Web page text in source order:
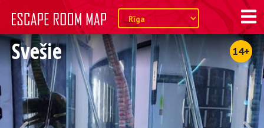
Svešie 14+